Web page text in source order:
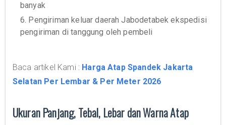
banyak
6. Pengiriman keluar daerah Jabodetabek ekspedisi
pengiriman di tanggung oleh pembeli
Baca artikel Kami : Harga Atap Spandek Jakarta
Selatan Per Lembar & Per Meter 2026
Ukuran Panjang, Tebal, Lebar dan Warna Atap